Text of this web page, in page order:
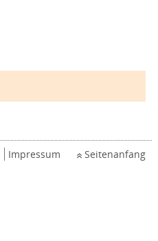
Impressum Seitenanfang